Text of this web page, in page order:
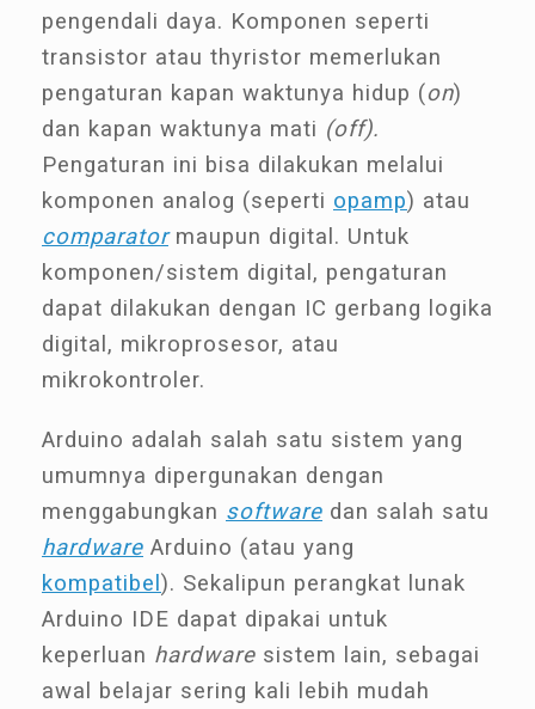
pengendali daya. Komponen seperti
transistor atau thyristor memerlukan
pengaturan kapan waktunya hidup (on)
dan kapan waktunya mati (off).
Pengaturan ini bisa dilakukan melalui
komponen analog (seperti opamp) atau
comparatormaupun digital. Untuk
komponen/sistem digital, pengaturan
dapat dilakukan dengan IC gerbang logika
digital, mikroprosesor, atau
mikrokontroler.
Arduino adalah salah satu sistem yang
umumnya dipergunakan dengan
menggabungkan software dan salah satu
hardware Arduino (atau yang
kompatibel ). Sekalipun perangkat lunak
Arduino IDE dapat dipakai untuk
keperluan hardware sistem lain, sebagai
awal belajar sering kali lebih mudah